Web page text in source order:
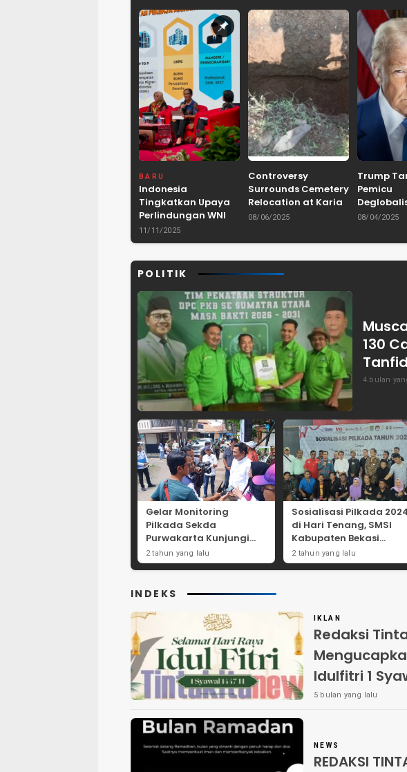
BARU
Indonesia
Tingkatkan Upaya
Perlindungan WNI
dan Pemberantasan
TPPO di Asia
11/11/2025
Controversy
Surrounds Cemetery
Relocation at Karian
Dam Project in
08/06/2025
Trump
Pemicu
Ulasan
ASPRINDO
08/04/2025
POLITIK
130
4 bulan
Gelar Monitoring
Pilkada Sekda
Purwakarta Kunjungi
Beberapa TPS Yang Ada
Di Purwakarta
2 tahun yang lalu
Sosialisasi Pilkada
di Hari Tenang, SMSI
Kabupaten Bekasi
Dorong Angka
Partisipasi Masyarakat
2 tahun yang lalu
INDEKS
IKLAN
Redaksi
Idulfitri 1
5 bulan yang lalu
NEWS
REDAKSI